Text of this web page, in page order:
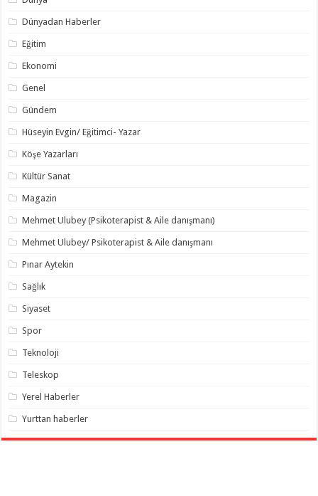
Dünyadan Haberler
Eğitim
Ekonomi
Genel
Gündem
Hüseyin Evgin/ Eğitimci- Yazar
Köşe Yazarları
Kültür Sanat
Magazin
Mehmet Ulubey (Psikoterapist & Aile danışmanı)
Mehmet Ulubey/ Psikoterapist & Aile danışmanı
Pınar Aytekin
Sağlık
Siyaset
Spor
Teknoloji
Teleskop
Yerel Haberler
Yurttan haberler